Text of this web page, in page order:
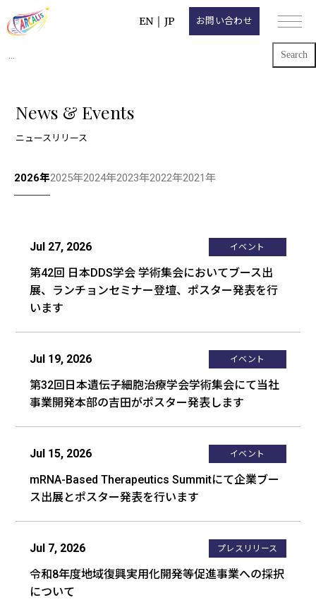
EN JP お問い合わせ
for:
News & Events
ニュースリリース
2026年2025年2024年2023年2022年2021年
第42回 日本DDS学会 学術集会においてブース出
展、ランチョンセミナー登壇、ポスター発表を行
います
Jul 27, 2026 イベント
第32回日本遺伝子細胞治療学会学術集会にて当社
事業開発本部の吉田がポスター発表します
Jul 19, 2026 イベント
mRNA-Based Therapeutics Summitにて企業ブー
ス出展とポスター発表を行います
Jul 15, 2026 イベント
令和8年度地域復興実用化開発等促進事業への採択
について
Jul 7, 2026 プレスリリース